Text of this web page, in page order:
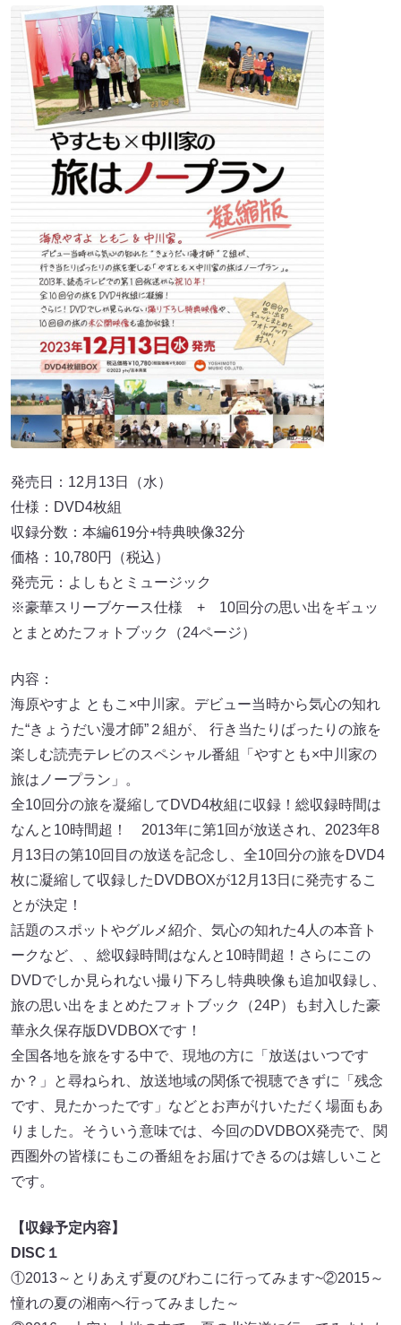
発売日：12月13日（水）
仕様：DVD4枚組
収録分数：本編619分+特典映像32分
価格：10,780円（税込）
発売元：よしもとミュージック
※豪華スリーブケース仕様 + 10回分の思い出をギュッ
とまとめたフォトブック（24ページ）
内容：
海原やすよ ともこ×中川家。デビュー当時から気心の知れ
た“きょうだい漫才師”２組が、 行き当たりばったりの旅を
楽しむ読売テレビのスペシャル番組「やすとも×中川家の
旅はノープラン」。
全10回分の旅を凝縮してDVD4枚組に収録！総収録時間は
なんと10時間超！ 2013年に第1回が放送され、2023年8
月13日の第10回目の放送を記念し、全10回分の旅をDVD4
枚に凝縮して収録したDVDBOXが12月13日に発売するこ
とが決定！
話題のスポットやグルメ紹介、気心の知れた4人の本音ト
ークなど、、総収録時間はなんと10時間超！さらにこの
DVDでしか見られない撮り下ろし特典映像も追加収録し、
旅の思い出をまとめたフォトブック（24P）も封入した豪
華永久保存版DVDBOXです！
全国各地を旅をする中で、現地の方に「放送はいつです
か？」と尋ねられ、放送地域の関係で視聴できずに「残念
です、見たかったです」などとお声がけいただく場面もあ
りました。そういう意味では、今回のDVDBOX発売で、関
西圏外の皆様にもこの番組をお届けできるのは嬉しいこと
です。
【収録予定内容】
DISC１
①2013～とりあえず夏のびわこに行ってみます~②2015～
憧れの夏の湘南へ行ってみました～